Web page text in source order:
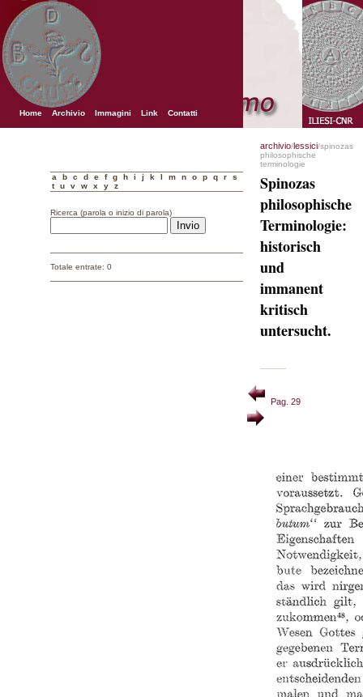
Home Archivio Immagini Link Contatti
a b c d e f g h i j k l m n o p q r
s
t
u v w x y z
Ricerca (parola o inizio di parola)
Totale entrate: 0
archivio/lessici/spinozas
philosophische
terminologie
Spinozas
philosophische
Terminologie:
historisch
und
immanent
kritisch
untersucht.
Pag. 29